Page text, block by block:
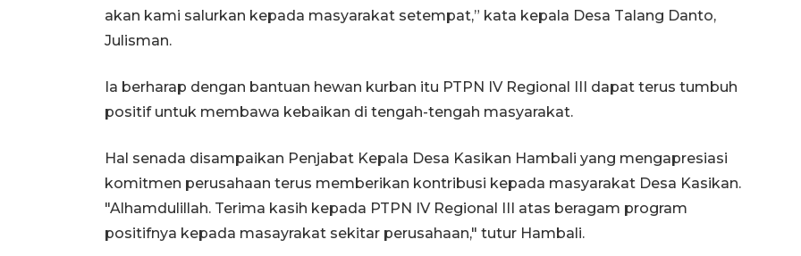
akan kami salurkan kepada masyarakat setempat,” kata kepala Desa Talang Danto,
Julisman.
Ia berharap dengan bantuan hewan kurban itu PTPN IV Regional III dapat terus tumbuh
positif untuk membawa kebaikan di tengah-tengah masyarakat.
Hal senada disampaikan Penjabat Kepala Desa Kasikan Hambali yang mengapresiasi
komitmen perusahaan terus memberikan kontribusi kepada masyarakat Desa Kasikan.
"Alhamdulillah. Terima kasih kepada PTPN IV Regional III atas beragam program
positifnya kepada masayrakat sekitar perusahaan," tutur Hambali.